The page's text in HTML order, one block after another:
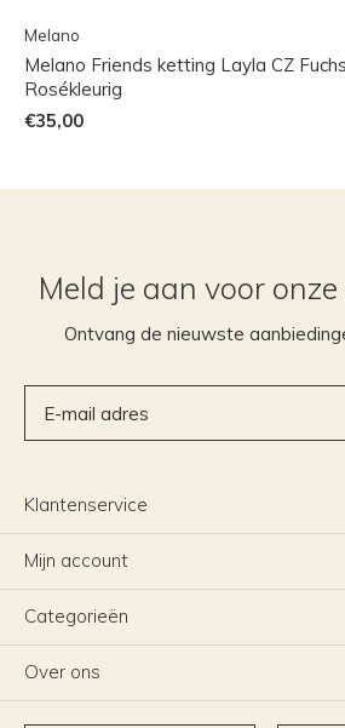
Melano
Melano Friends ketting Layla CZ
Rosékleurig
€35,00
Meld je aan voor
Ontvang de nieuwste
Klantenservice
Mijn account
Categorieën
Over ons